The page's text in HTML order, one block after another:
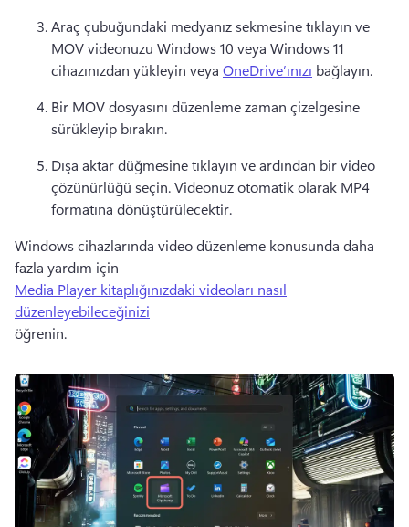
Araç çubuğundaki medyanız sekmesine tıklayın ve
MOV videonuzu Windows 10 veya Windows 11
cihazınızdan yükleyin veya OneDrive’ınızı bağlayın.
Bir MOV dosyasını düzenleme zaman çizelgesine
sürükleyip bırakın.
Dışa aktar düğmesine tıklayın ve ardından bir video
çözünürlüğü seçin. Videonuz otomatik olarak MP4
formatına dönüştürülecektir.
Windows cihazlarında video düzenleme konusunda daha
fazla yardım için
Media Player kitaplığınızdaki videoları nasıl
düzenleyebileceğinizi
öğrenin.